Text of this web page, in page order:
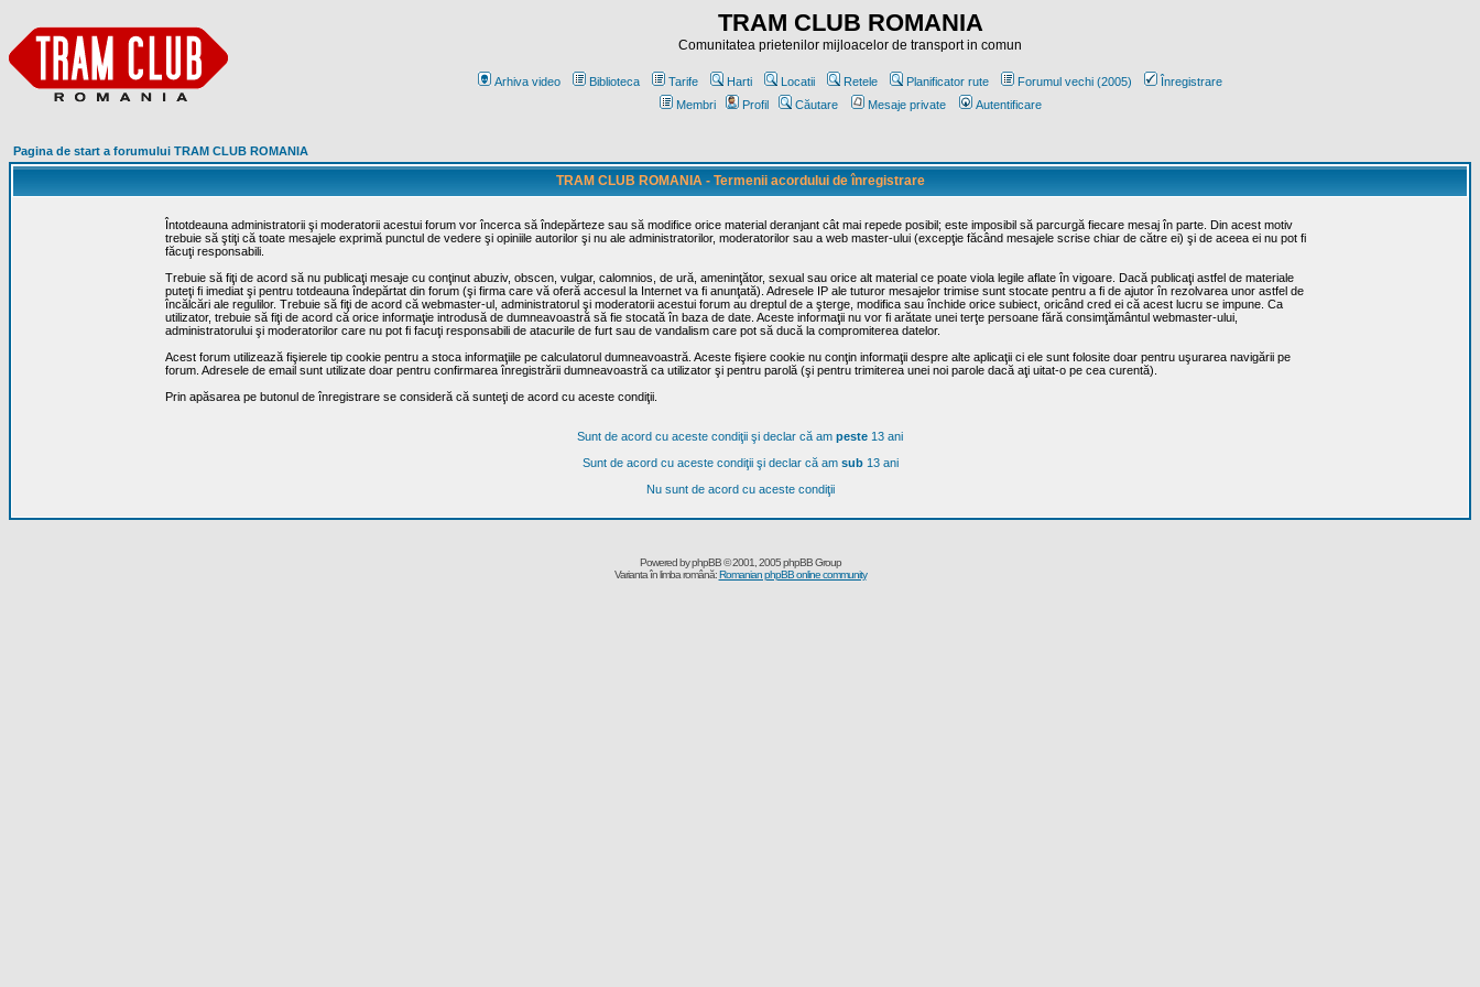
TRAM CLUB ROMANIA
Comunitatea prietenilor mijloacelor de transport in comun
Arhiva video Biblioteca Tarife Harti Locatii Retele Planificator rute Forumul vechi (2005)
Înregistrare
Membri
Profil Căutare Mesaje private Autentificare
Pagina de start a forumului TRAM CLUB ROMANIA
TRAM CLUB ROMANIA - Termenii acordului de înregistrare
Întotdeauna administratorii şi moderatorii acestui forum vor încerca să îndepărteze sau să modifice orice material deranjant cât mai repede posibil; este imposibil să parcurgă fiecare mesaj în parte. Din acest motiv
trebuie să ştiţi că toate mesajele exprimă punctul de vedere şi opiniile autorilor şi nu ale administratorilor, moderatorilor sau a web master-ului (excepţie făcând mesajele scrise chiar de către ei) şi de aceea ei nu pot fi
făcuţi responsabili.
Trebuie să fiţi de acord să nu publicaţi mesaje cu conţinut abuziv, obscen, vulgar, calomnios, de ură, ameninţător, sexual sau orice alt material ce poate viola legile aflate în vigoare. Dacă publicaţi astfel de materiale
puteţi fi imediat şi pentru totdeauna îndepărtat din forum (şi firma care vă oferă accesul la Internet va fi anunţată). Adresele IP ale tuturor mesajelor trimise sunt stocate pentru a fi de ajutor în rezolvarea unor astfel de
încălcări ale regulilor. Trebuie să fiţi de acord că webmaster-ul, administratorul şi moderatorii acestui forum au dreptul de a şterge, modifica sau închide orice subiect, oricând cred ei că acest lucru se impune. Ca
utilizator, trebuie să fiţi de acord că orice informaţie introdusă de dumneavoastră să fie stocată în baza de date. Aceste informaţii nu vor fi arătate unei terţe persoane fără consimţământul webmaster-ului,
administratorului şi moderatorilor care nu pot fi facuţi responsabili de atacurile de furt sau de vandalism care pot să ducă la compromiterea datelor.
Acest forum utilizează fişierele tip cookie pentru a stoca informaţiile pe calculatorul dumneavoastră. Aceste fişiere cookie nu conţin informaţii despre alte aplicaţii ci ele sunt folosite doar pentru uşurarea navigării pe
forum. Adresele de email sunt utilizate doar pentru confirmarea înregistrării dumneavoastră ca utilizator şi pentru parolă (şi pentru trimiterea unei noi parole dacă aţi uitat-o pe cea curentă).
Prin apăsarea pe butonul de înregistrare se consideră că sunteţi de acord cu aceste condiţii.
Sunt de acord cu aceste condiţii şi declar că am peste 13 ani
Sunt de acord cu aceste condiţii şi declar că am sub13 ani
Nu sunt de acord cu aceste condiţii
Powered byphpBB© 2001, 2005 phpBB Group
Varianta în limba română:Romanian phpBB online community